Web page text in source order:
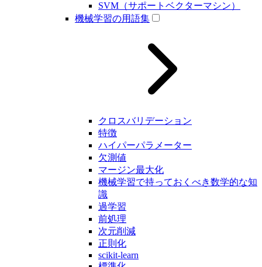
SVM（サポートベクターマシン）
機械学習の用語集
クロスバリデーション
特徴
ハイパーパラメーター
欠測値
マージン最大化
機械学習で持っておくべき数学的な知
識
過学習
前処理
次元削減
正則化
scikit-learn